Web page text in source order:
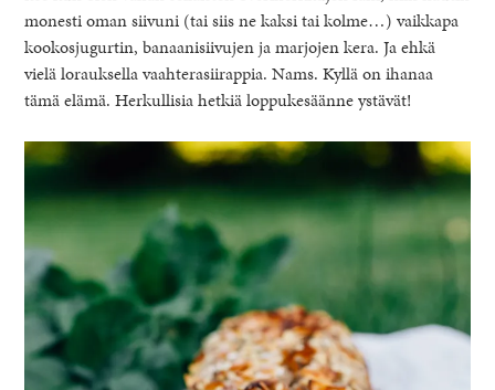
monesti oman siivuni (tai siis ne kaksi tai kolme…) vaikkapa
kookosjugurtin, banaanisiivujen ja marjojen kera. Ja ehkä
vielä lorauksella vaahterasiirappia. Nams. Kyllä on ihanaa
tämä elämä. Herkullisia hetkiä loppukesäänne ystävät!